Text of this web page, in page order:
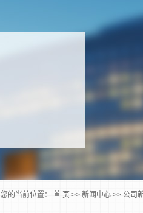
您的当前位置： 首 页 >> 新闻中心 >> 公司